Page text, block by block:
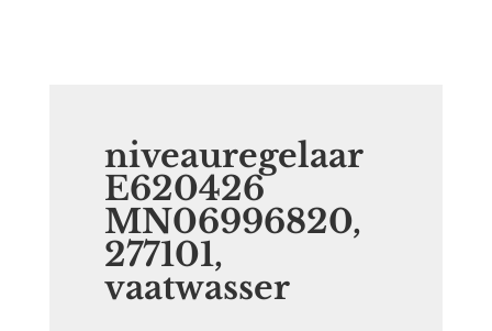
niveauregelaar
E620426
MN06996820,
277101,
vaatwasser